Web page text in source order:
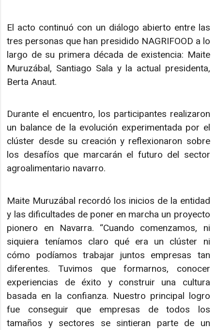
El acto continuó con un diálogo abierto entre las
tres personas que han presidido NAGRIFOOD a lo
largo de su primera década de existencia: Maite
Muruzábal, Santiago Sala y la actual presidenta,
Berta Anaut.
Durante el encuentro, los participantes realizaron
un balance de la evolución experimentada por el
clúster desde su creación y reflexionaron sobre
los desafíos que marcarán el futuro del sector
agroalimentario navarro.
Maite Muruzábal recordó los inicios de la entidad
y las dificultades de poner en marcha un proyecto
pionero en Navarra. “Cuando comenzamos, ni
siquiera teníamos claro qué era un clúster ni
cómo podíamos trabajar juntos empresas tan
diferentes. Tuvimos que formarnos, conocer
experiencias de éxito y construir una cultura
basada en la confianza. Nuestro principal logro
fue conseguir que empresas de todos los
tamaños y sectores se sintieran parte de un